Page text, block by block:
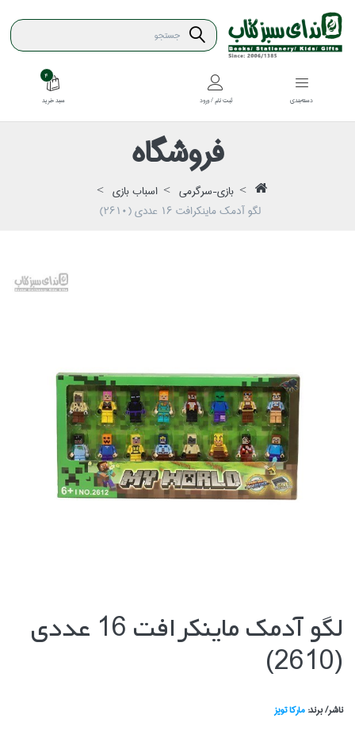
دسته‌بندي ثبت نام / ورود
4
سبد خريد
فروشگاه
بازي-سرگرمي
اسباب بازي
لگو آدمك ماينكرافت 16 عددي (2610)
لگو آدمك ماينكرافت 16 عددي
(2610)
ناشر/ برند:ماركا تويز